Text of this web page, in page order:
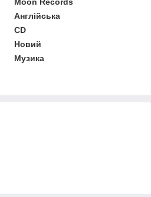
Moon Records
Англійська
CD
Новий
Музика